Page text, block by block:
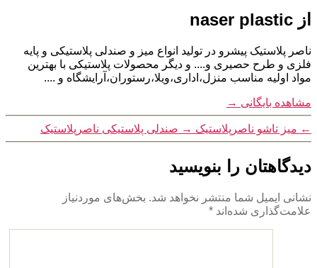
از naser plastic
ناصر پلاستیک پیشرو در تولید انواع میز و صندلی پلاستیکی و پایه
فلزی و طرح حصیری و.... و دیگر محصولات پلاستیکی با بهترین
مواد اولیه مناسب منزل،اداری،ویلا،رستوران،آرایشگاه و ....
مشاهده بایگانی →
← میز تاشو ناصرپلاستیک → صندلی پلاستیکی ناصرپلاستیک
دیدگاهتان را بنویسید
نشانی ایمیل شما منتشر نخواهد شد. بخش‌های موردنیاز
علامت‌گذاری شده‌اند *